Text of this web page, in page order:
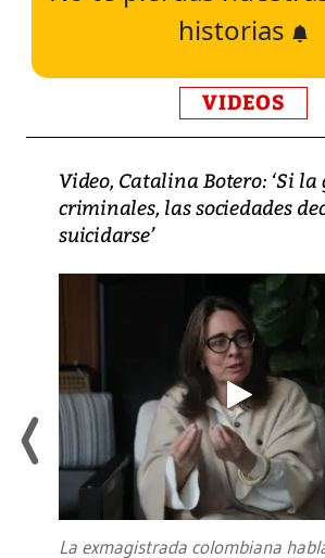
historias
VIDEOS
Video, Catalina Botero: ‘Si la
criminales, las sociedades
suicidarse’
La exmagistrada colombiana